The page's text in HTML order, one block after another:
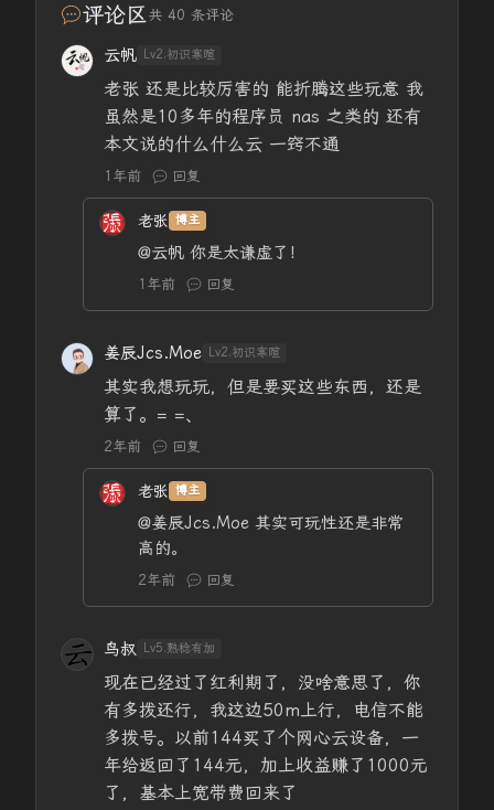
评论区共 40 条评论
云帆 Lv2.初识寒暄
老张 还是比较厉害的 能折腾这些玩意 我
虽然是10多年的程序员 nas 之类的 还有
本文说的什么什么云 一窍不通
1年前 回复
老张 博主
@云帆 你是太谦虚了！
1年前 回复
姜辰Jcs.Moe Lv2.初识寒暄
其实我想玩玩，但是要买这些东西，还是
算了。= =、
2年前 回复
老张 博主
@姜辰Jcs.Moe 其实可玩性还是非常
高的。
2年前 回复
鸟叔 Lv5.熟稔有加
现在已经过了红利期了，没啥意思了，你
有多拨还行，我这边50m上行，电信不能
多拨号。以前144买了个网心云设备，一
年给返回了144元，加上收益赚了1000元
了，基本上宽带费回来了